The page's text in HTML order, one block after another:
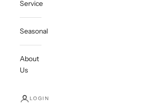
Service
Seasonal
About
Us
LOGIN